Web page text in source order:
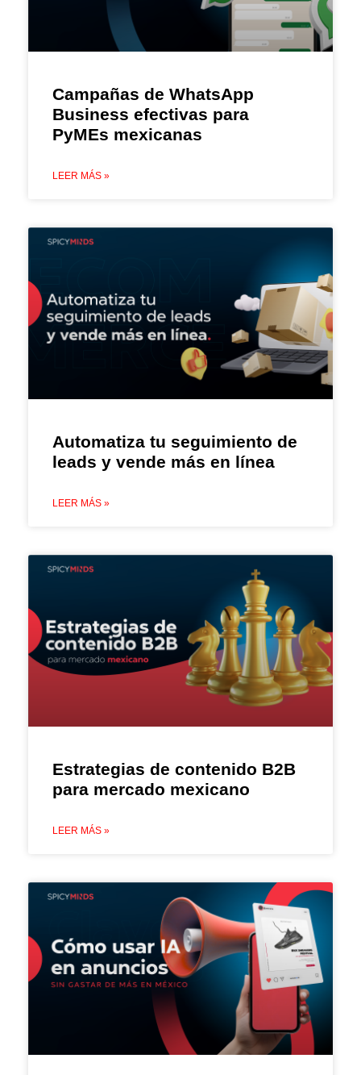
Campañas de WhatsApp
Business efectivas para
PyMEs mexicanas
LEER MÁS »
Automatiza tu seguimiento de
leads y vende más en línea
LEER MÁS »
Estrategias de contenido B2B
para mercado mexicano
LEER MÁS »